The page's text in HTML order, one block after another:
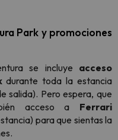
Park y promociones
se incluye acceso
durante toda la estancia
salida). Pero espera, que
acceso a Ferrari
para que sientas la